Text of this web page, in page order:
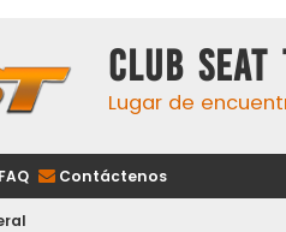
Club Seat
Lugar de
FAQ Contáctenos